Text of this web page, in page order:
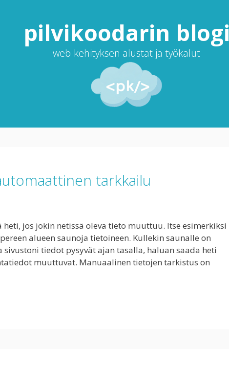
pilvi­koodarin blogi
web-kehityksen alustat ja työkalut
tarkkailu
jos jokin netissä oleva tieto muuttuu. Itse esimerkiksi
alueen saunoja tietoineen. Kullekin saunalle on
tiedot pysyvät ajan tasalla, haluan saada heti
muuttuvat. Manuaalinen tietojen tarkistus on